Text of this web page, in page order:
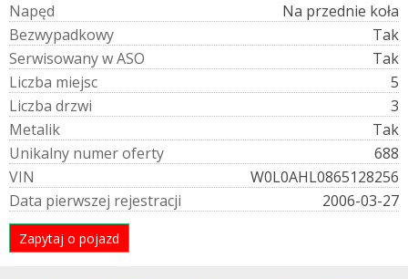
Napęd
Na przednie koła
Bezwypadkowy
Tak
SerwisowanywASO
Tak
Liczba miejsc
5
Liczba drzwi
3
Metalik
Tak
Unikalny numeroferty
688
VIN
W0L0AHL0865128256
Data pierwszej rejestracji 2006-03-27
Zapytaj o pojazd